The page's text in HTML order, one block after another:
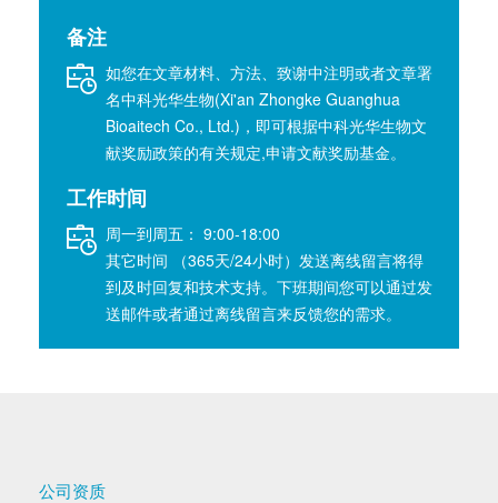
备注
如您在文章材料、方法、致谢中注明或者文章署
名中科光华生物(Xi'an Zhongke Guanghua
Bioaitech Co., Ltd.)，即可根据中科光华生物文
献奖励政策的有关规定,申请文献奖励基金。
工作时间
周一到周五： 9:00-18:00
其它时间 （365天/24小时）发送离线留言将得
到及时回复和技术支持。下班期间您可以通过发
送邮件或者通过离线留言来反馈您的需求。
公司资质